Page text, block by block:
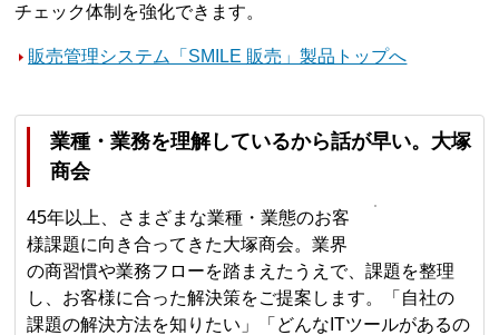
チェック体制を強化できます。
販売管理システム「SMILE 販売」製品トップへ
業種・業務を理解しているから話が早い。大塚
商会
45年以上、さまざまな業種・業態のお客
様課題に向き合ってきた大塚商会。業界
の商習慣や業務フローを踏まえたうえで、課題を整理
し、お客様に合った解決策をご提案します。「自社の
課題の解決方法を知りたい」「どんなITツールがあるの